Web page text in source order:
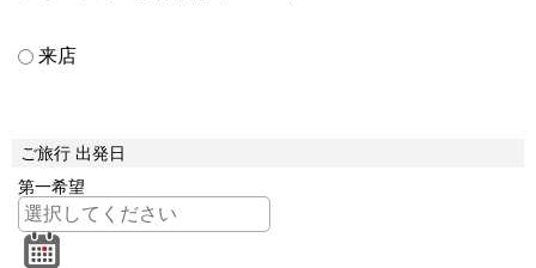
来店
ご旅行 出発日
第一希望